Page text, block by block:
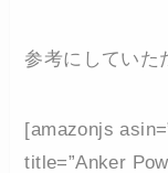
参考にしていた
[amazonjs
title=”Anker